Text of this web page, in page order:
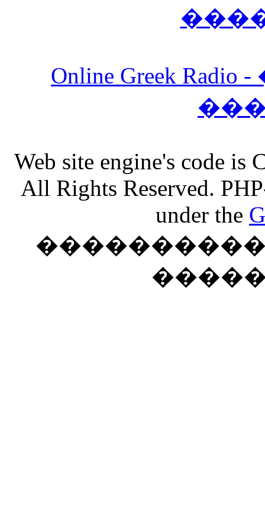
Online Greek
Web site engine's code
All Rights Reserved.
under the
����������